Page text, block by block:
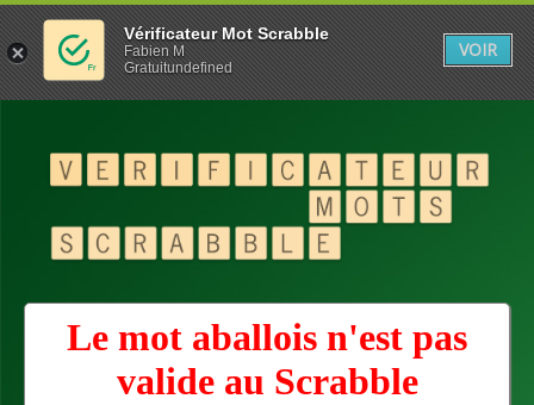
Le mot aballois n'est pas
valide au Scrabble
Vérificateur Mot Scrabble
Fabien M
Gratuitundefined
VOIR